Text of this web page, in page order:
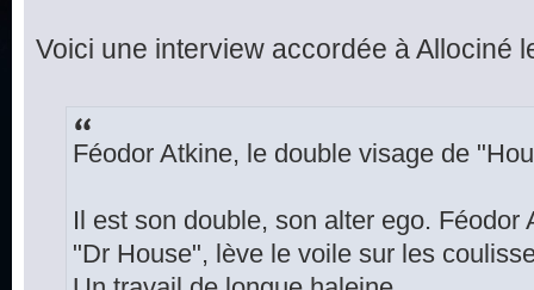
Voici une interview accordée à Allociné
Féodor Atkine, le double visage de
Il est son double, son alter ego. Féodor
"Dr House", lève le voile sur les